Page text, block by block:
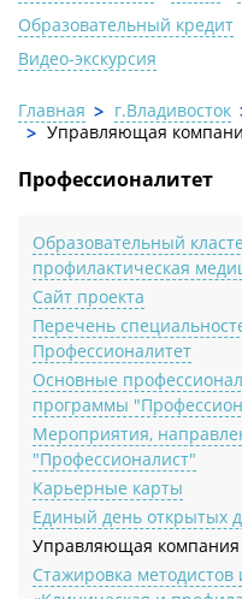
Образовательный кредит
Видео-экскурсия
Главная г.Владивосток
Управляющая
Профессионалитет
Образовательный
профилактическая
Сайт проекта
Перечень
Профессионалитет
Основные
программы
Мероприятия,
"Профессионалист"
Карьерные карты
Единый день открытых
Управляющая компания
Стажировка методистов